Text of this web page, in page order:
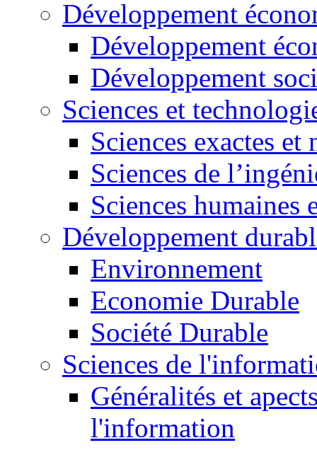
Développement
Développement
Développement
Sciences et
Sciences exactes et
Sciences de
Sciences humaines
Développement
Environnement
Economie Durable
Société Durable
Sciences de
Généralités et
l'information